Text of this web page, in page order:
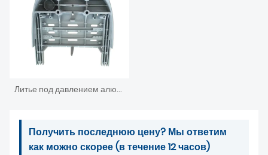
Литье под давлением алюминия для деталей стоматологической установки
Получить последнюю цену? Мы ответим
как можно скорее (в течение 12 часов)